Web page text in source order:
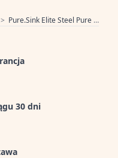
> Pure.Sink Elite Steel Pure bateria kuchenna PVD szczotkowane złoto PS8010-60
30 dni